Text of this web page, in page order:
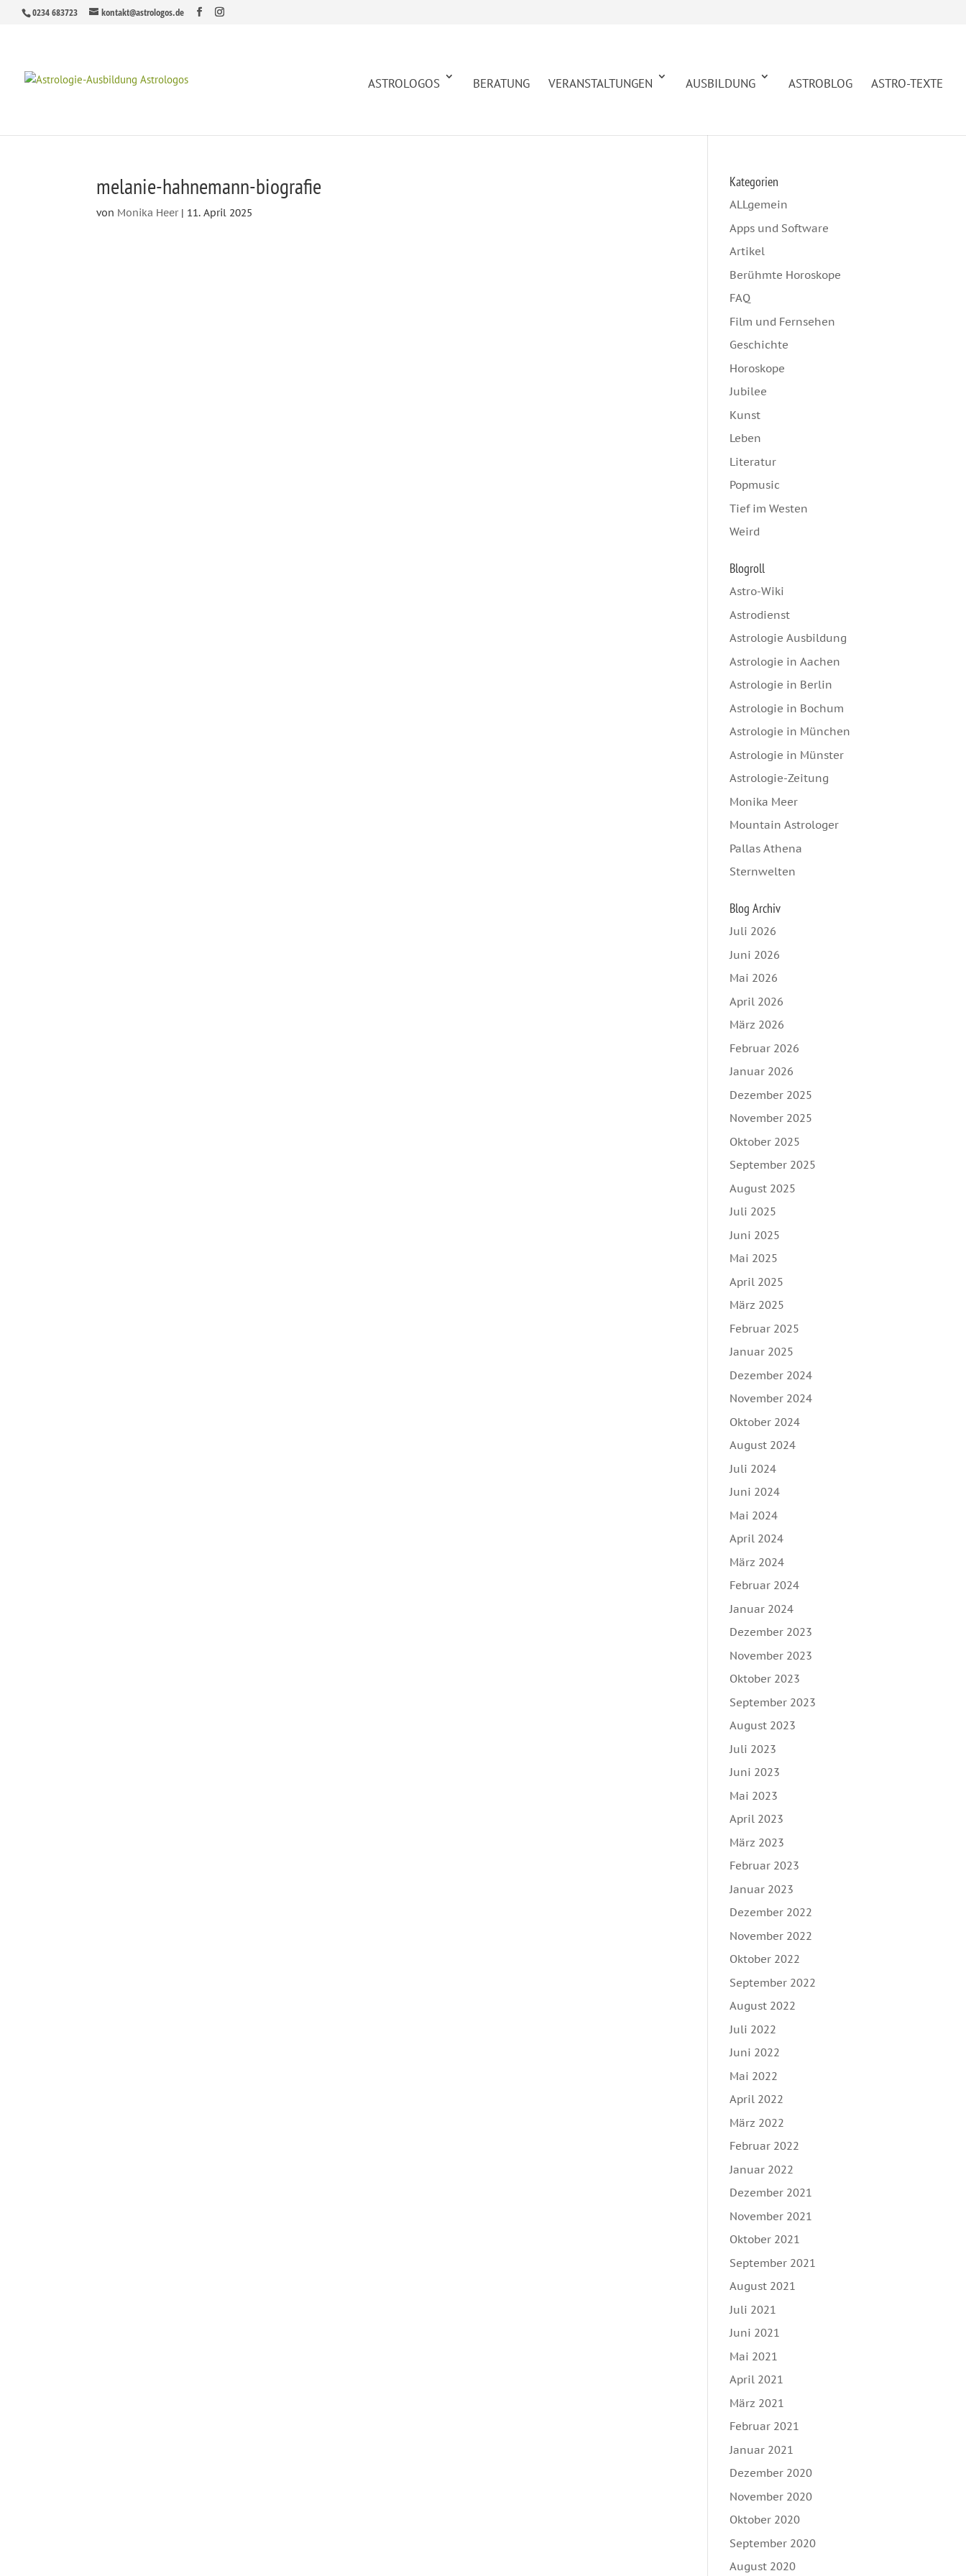
0234 683723 kontakt@astrologos.de
ASTROLOGOS BERATUNG VERANSTALTUNGEN AUSBILDUNG ASTROBLOG ASTRO-TEXTE
melanie-hahnemann-biografie
von Monika Heer| 11. April 2025
Kategorien
ALLgemein
Apps und Software
Artikel
Berühmte Horoskope
FAQ
Film und Fernsehen
Geschichte
Horoskope
Jubilee
Kunst
Leben
Literatur
Popmusic
Tief im Westen
Weird
Blogroll
Astro-Wiki
Astrodienst
Astrologie Ausbildung
Astrologie in Aachen
Astrologie in Berlin
Astrologie in Bochum
Astrologie in München
Astrologie in Münster
Astrologie-Zeitung
Monika Meer
Mountain Astrologer
Pallas Athena
Sternwelten
Blog Archiv
Juli 2026
Juni 2026
Mai 2026
April 2026
März 2026
Februar 2026
Januar 2026
Dezember 2025
November 2025
Oktober 2025
September 2025
August 2025
Juli 2025
Juni 2025
Mai 2025
April 2025
März 2025
Februar 2025
Januar 2025
Dezember 2024
November 2024
Oktober 2024
August 2024
Juli 2024
Juni 2024
Mai 2024
April 2024
März 2024
Februar 2024
Januar 2024
Dezember 2023
November 2023
Oktober 2023
September 2023
August 2023
Juli 2023
Juni 2023
Mai 2023
April 2023
März 2023
Februar 2023
Januar 2023
Dezember 2022
November 2022
Oktober 2022
September 2022
August 2022
Juli 2022
Juni 2022
Mai 2022
April 2022
März 2022
Februar 2022
Januar 2022
Dezember 2021
November 2021
Oktober 2021
September 2021
August 2021
Juli 2021
Juni 2021
Mai 2021
April 2021
März 2021
Februar 2021
Januar 2021
Dezember 2020
November 2020
Oktober 2020
September 2020
August 2020